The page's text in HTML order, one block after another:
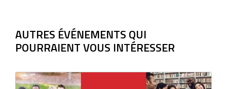
FENÊTRE
AUTRES ÉVÉNEMENTS QUI
POURRAIENT VOUS INTÉRESSER